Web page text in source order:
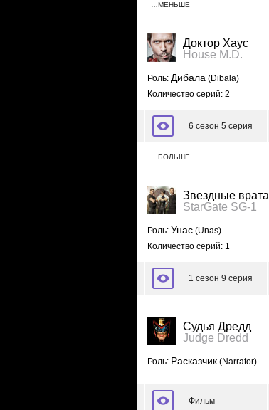
…МЕНЬШЕ
Доктор Хаус
House M.D.
Роль: Дибала (Dibala)
Количество серий: 2
6 сезон 5 серия
…БОЛЬШЕ
Звездные врата
StarGate SG-1
Роль: Унас (Unas)
Количество серий: 1
1 сезон 9 серия
Судья Дредд
Judge Dredd
Роль: Расказчик (Narrator)
Фильм